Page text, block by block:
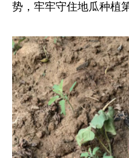
势，牢牢守住地瓜种植